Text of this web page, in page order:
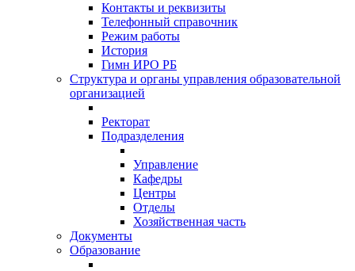
Контакты и реквизиты
Телефонный справочник
Режим работы
История
Гимн ИРО РБ
Структура и органы управления образовательной
организацией
Ректорат
Подразделения
Управление
Кафедры
Центры
Отделы
Хозяйственная часть
Документы
Образование